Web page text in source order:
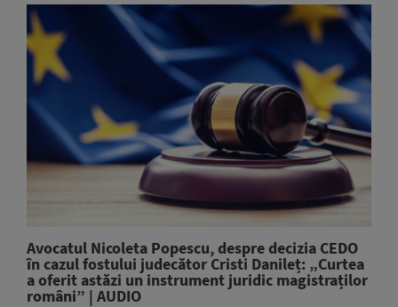
Avocatul Nicoleta Popescu, despre decizia CEDO
în cazul fostului judecător Cristi Danileț: „Curtea
a oferit astăzi un instrument juridic magistraților
români” | AUDIO